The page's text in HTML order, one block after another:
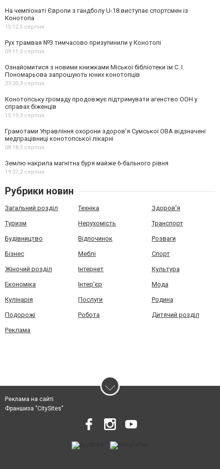
На чемпіонаті Європи з гандболу U-18 виступає спортсмен із
Конотопа
15:12,5 серпня
Рух трамвая №3 тимчасово призупинили у Конотопі
09:11,5 серпня
Ознайомитися з новими книжками Міської бібліотеки ім С. І.
Пономарьова запрошують юних конотопців
23:20,3 серпня
Конотопську громаду продовжує підтримувати агенство ООН у
справах біженців
15:19,3 серпня
Грамотами Управління охорони здоров’я Сумської ОВА відзначені
медпрацівниці конотопської лікарні
08:18,3 серпня
Землю накрила магнітна буря майже 6-бального рівня
19:37,2 серпня
Рубрики новин
Загальний розділ Техніка Здоров'я
Туризм Нерухомість Транспорт
Будівництво Відпочинок Розваги
Бізнес Меблі Спорт
Жіночий розділ Інтернет Культура
Економіка Інтер'єр Мода
Кулінарія Послуги Родина
Подорожі Робота Дитячий розділ
Реклама
Реклама на сайті
Франшиза "CitySites"